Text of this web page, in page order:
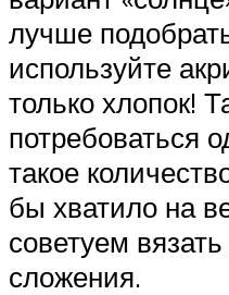
лучше
используйте
только хлопок!
потребоваться
такое
бы хватило на
советуем
сложения.